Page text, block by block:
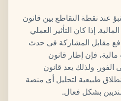
عند نقطة التقاطع بين قانون
إذا كان التأثير العملي
مقابل المشاركة في حدث
فإن إطار قانون
ولذلك يعد قانون
طبيعية لتحليل أي منصة
بشكل فعال.